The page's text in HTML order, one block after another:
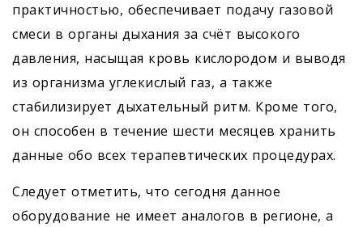
практичностью, обеспечивает подачу газовой
смеси в органы дыхания за счёт высокого
давления, насыщая кровь кислородом и выводя
из организма углекислый газ, а также
стабилизирует дыхательный ритм. Кроме того,
он способен в течение шести месяцев хранить
данные обо всех терапевтических процедурах.
Следует отметить, что сегодня данное
оборудование не имеет аналогов в регионе, а